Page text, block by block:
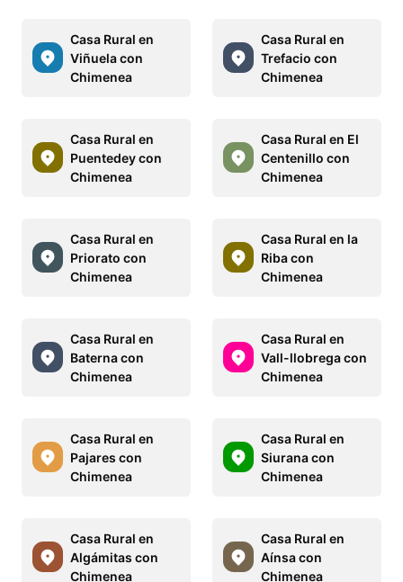
Casa Rural en
Viñuela con
Chimenea
Casa Rural en
Trefacio con
Chimenea
Casa Rural en
Puentedey con
Chimenea
Casa Rural en El
Centenillo con
Chimenea
Casa Rural en
Priorato con
Chimenea
Casa Rural en la
Riba con
Chimenea
Casa Rural en
Baterna con
Chimenea
Casa Rural en
Vall-llobrega con
Chimenea
Casa Rural en
Pajares con
Chimenea
Casa Rural en
Siurana con
Chimenea
Casa Rural en
Algámitas con
Chimenea
Casa Rural en
Aínsa con
Chimenea